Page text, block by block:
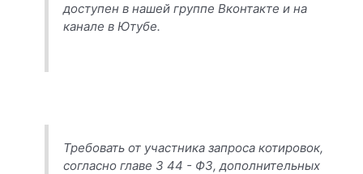
доступен в нашей группе Вконтакте и на
канале в Ютубе.
Требовать от участника запроса котировок,
согласно главе 3 44 - ФЗ, дополнительных